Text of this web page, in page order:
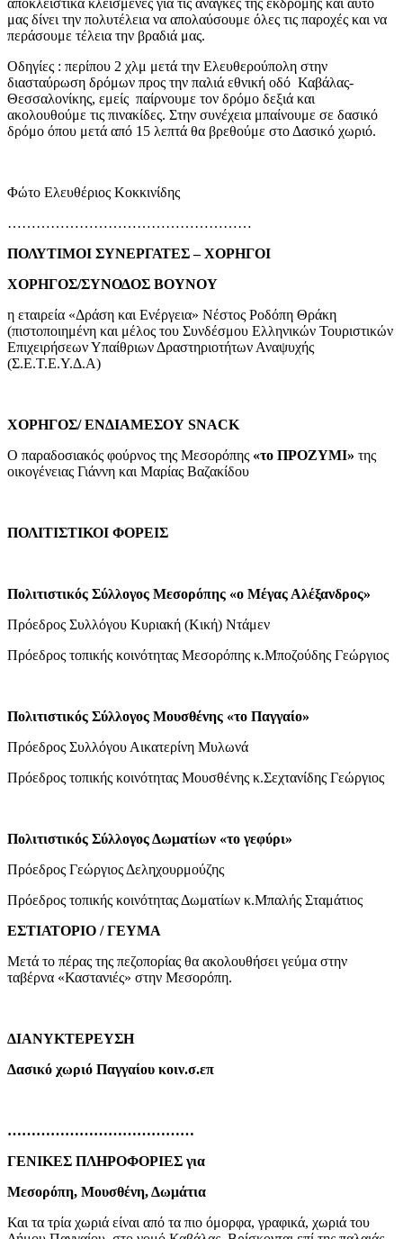
μας δίνει την πολυτέλεια να απολαύσουμε όλες τις παροχές και να
περάσουμε τέλεια την βραδιά μας.
Οδηγίες : περίπου 2 χλμ μετά την Ελευθερούπολη στην
διασταύρωση δρόμων προς την παλιά εθνική οδό Καβάλας-
Θεσσαλονίκης, εμείς παίρνουμε τον δρόμο δεξιά και
ακολουθούμε τις πινακίδες. Στην συνέχεια μπαίνουμε σε δασικό
δρόμο όπου μετά από 15 λεπτά θα βρεθούμε στο Δασικό χωριό.
Φώτο Ελευθέριος Κοκκινίδης
……………………………………………
ΠΟΛΥΤΙΜΟΙ ΣΥΝΕΡΓΑΤΕΣ – ΧΟΡΗΓΟΙ
ΧΟΡΗΓΟΣ/ΣΥΝΟΔΟΣ ΒΟΥΝΟΥ
η εταιρεία «Δράση και Ενέργεια» Νέστος Ροδόπη Θράκη
(πιστοποιημένη και μέλος του Συνδέσμου Ελληνικών Τουριστικών
Επιχειρήσεων Υπαίθριων Δραστηριοτήτων Αναψυχής
(Σ.Ε.Τ.Ε.Υ.Δ.Α)
ΧΟΡΗΓΟΣ/ ΕΝΔΙΑΜΕΣΟΥ SNACK
Ο παραδοσιακός φούρνος της Μεσορόπης «το ΠΡΟΖΥΜΙ» της
οικογένειας Γιάννη και Μαρίας Βαζακίδου
ΠΟΛΙΤΙΣΤΙΚΟΙ ΦΟΡΕΙΣ
Πολιτιστικός Σύλλογος Μεσορόπης «ο Μέγας Αλέξανδρος»
Πρόεδρος Συλλόγου Κυριακή (Κική) Ντάμεν
Πρόεδρος τοπικής κοινότητας Μεσορόπης κ.Μποζούδης Γεώργιος
Πολιτιστικός Σύλλογος Μουσθένης «το Παγγαίο»
Πρόεδρος Συλλόγου Αικατερίνη Μυλωνά
Πρόεδρος τοπικής κοινότητας Μουσθένης κ.Σεχτανίδης Γεώργιος
Πολιτιστικός Σύλλογος Δωματίων «το γεφύρι»
Πρόεδρος Γεώργιος Δεληχουρμούζης
Πρόεδρος τοπικής κοινότητας Δωματίων κ.Μπαλής Σταμάτιος
ΕΣΤΙΑΤΟΡΙΟ / ΓΕΥΜΑ
Μετά το πέρας της πεζοπορίας θα ακολουθήσει γεύμα στην
ταβέρνα «Καστανιές» στην Μεσορόπη.
ΔΙΑΝΥΚΤΕΡΕΥΣΗ
Δασικό χωριό Παγγαίου κοιν.σ.επ
…………………………………
ΓΕΝΙΚΕΣ ΠΛΗΡΟΦΟΡΙΕΣ για
Μεσορόπη, Μουσθένη, Δωμάτια
Και τα τρία χωριά είναι από τα πιο όμορφα, γραφικά, χωριά του